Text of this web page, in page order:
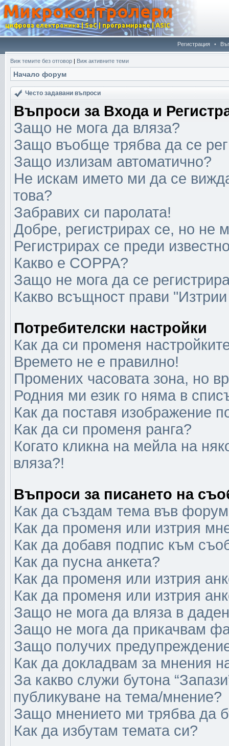
Регистрация •
Виж темите без отговор | Виж активните теми
Начало форум
Често задавани въпроси
Въпроси за Входа и
Защо не мога да вляза?
Защо въобще трябва да се
Защо излизам автоматично?
Не искам името ми да се
това?
Забравих си паролата!
Добре, регистрирах се, но не
Регистрирах се преди
Какво е COPPA?
Защо не мога да се
Какво всъщност прави "Изтрии
Потребителски настройки
Как да си променя
Времето не е правилно!
Промених часовата зона, но
Родния ми език го няма в
Как да поставя изображение
Как да си променя ранга?
Когато кликна на мейла на
вляза?!
Въпроси за писането на
Как да създам тема във
Как да променя или изтрия
Как да добавя подпис към
Как да пусна анкета?
Как да променя или изтрия
Как да променя или изтрия
Защо не мога да вляза в
Защо не мога да прикачвам
Защо получих
Как да докладвам за мнения
За какво служи бутона
публикуване на тема/мнение?
Защо мнението ми трябва да
Как да избутам темата си?